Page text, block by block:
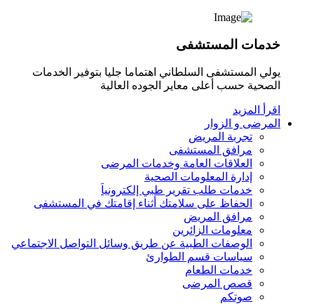
خدمات المستشفى
يولي المستشفى السلطاني اهتماما جليا بتوفير الخدمات
الصحية حسب أعلى معاير الجوده العالية
اقرأ المزيد
المرضى و الزوار
تجربة المريض
مرافق المستشفى
العلاقات العامة وخدمات المرضى
إدارة المعلومات الصحية
خدمات طلب تقرير طبي إلكترونياَ
الحفاظ على سلامتك أثناء إقامتك في المستشفى
مرافق المريض
معلومات الزائرين
الوصفات الطبية عن طريق وسائل التواصل الاجتماعي
سياسات قسم الطوارئ
خدمات الطعام
قصص المرضى
صوتكم